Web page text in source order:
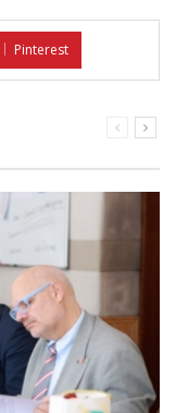
Pinterest